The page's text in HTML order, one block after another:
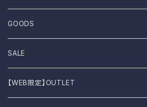
UES
Dansko
BIRKEN STOCK
One-piece
Parkar
Knit
Outer
Jacket
Sneakers
Sandal
Boots
GOODS
Bag
Stall
SALE
【WEB限定】OUTLET